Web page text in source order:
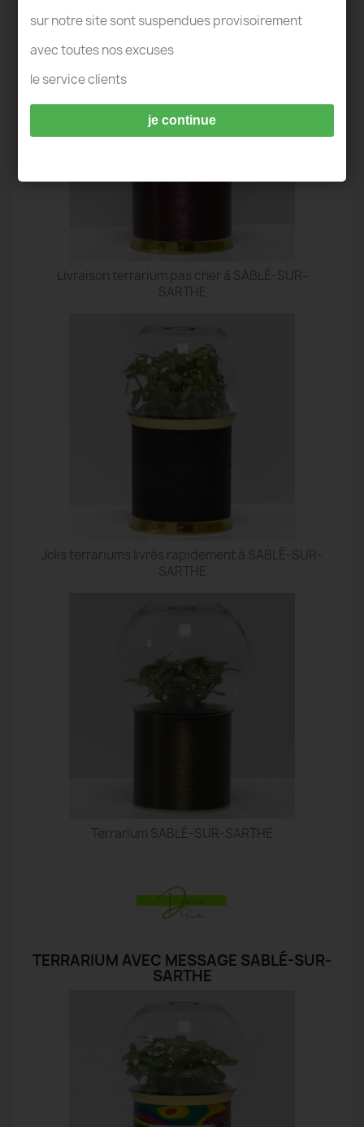
TERRARIUM SABLÉ-SUR-SARTHE
Livraison terrarium pas cher à SABLÉ-SUR-
SARTHE
Jolis terrariums livrés rapidement à SABLÉ-SUR-
SARTHE
Terrarium SABLÉ-SUR-SARTHE
TERRARIUM AVEC MESSAGE SABLÉ-SUR-
SARTHE
sur notre site sont suspendues provisoirement
avec toutes nos excuses
le service clients
je continue